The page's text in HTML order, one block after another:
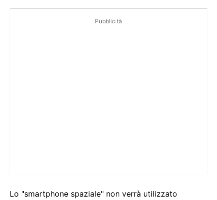
Pubblicità
Lo "smartphone spaziale" non verrà utilizzato